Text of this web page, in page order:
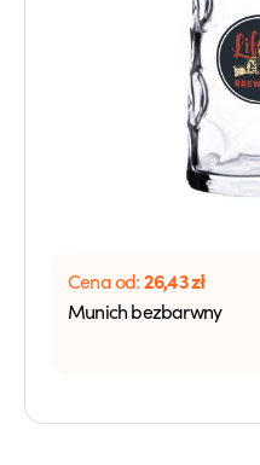
Cena od:26,43zł
Munich bezbarwny